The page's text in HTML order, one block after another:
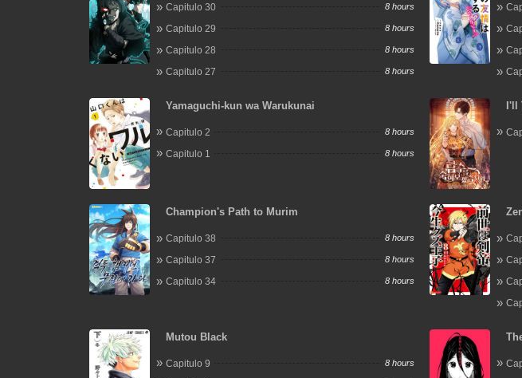
Capitulo 30 8 hours
Capitulo 29 8 hours
Capitulo 28 8 hours
Capitulo 27 8 hours
Yamaguchi-kun wa Warukunai
Capitulo 2 8 hours
Capitulo 1 8 hours
I'll
Champion's Path to Murim
Capitulo 38 8 hours
Capitulo 37 8 hours
Capitulo 34 8 hours
Mutou Black
Capitulo 9 8 hours